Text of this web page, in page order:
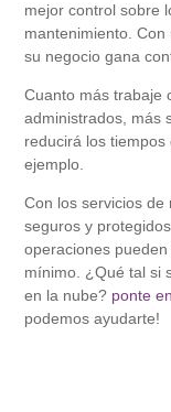
mejor control sobre
mantenimiento. Con
su negocio gana
Cuanto más trabaje
administrados, más
reducirá los
ejemplo.
Con los servicios
seguros y
operaciones
mínimo. ¿Qué tal si
en la nube? ponte
podemos ayudarte!